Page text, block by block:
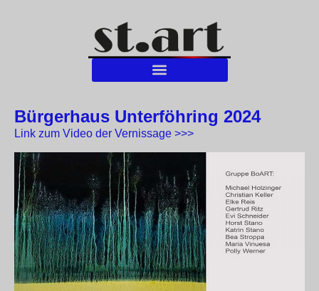
Bürgerhaus Unterföhring 2024
Link zum Video der Vernissage >>>